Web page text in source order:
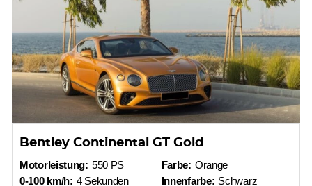
Bentley Continental GT Gold
Motorleistung: 550 PS
0-100 km/h: 4 Sekunden
Farbe: Orange
Innenfarbe: Schwarz